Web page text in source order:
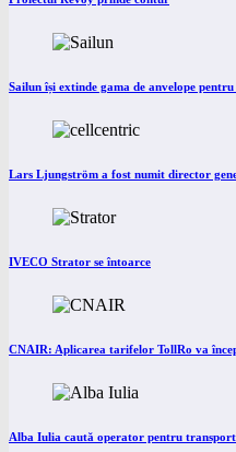
Sailun își extinde gama de anvelope
Lars Ljungström a fost numit director
IVECO Strator se întoarce
CNAIR: Aplicarea tarifelor TollRo va
Alba Iulia caută operator pentru